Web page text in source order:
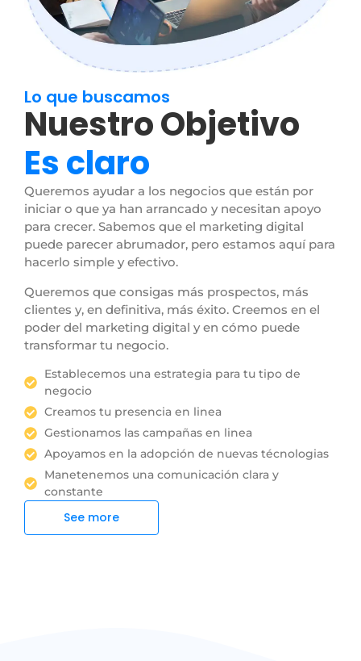
Lo que buscamos
Nuestro Objetivo
Es claro
Queremos ayudar a los negocios que están por
iniciar o que ya han arrancado y necesitan apoyo
para crecer. Sabemos que el marketing digital
puede parecer abrumador, pero estamos aquí para
hacerlo simple y efectivo.
Queremos que consigas más prospectos, más
clientes y, en definitiva, más éxito. Creemos en el
poder del marketing digital y en cómo puede
transformar tu negocio.
Establecemos una estrategia para tu tipo de
negocio
Creamos tu presencia en linea
Gestionamos las campañas en linea
Apoyamos en la adopción de nuevas técnologias
Manetenemos una comunicación clara y
constante
See more